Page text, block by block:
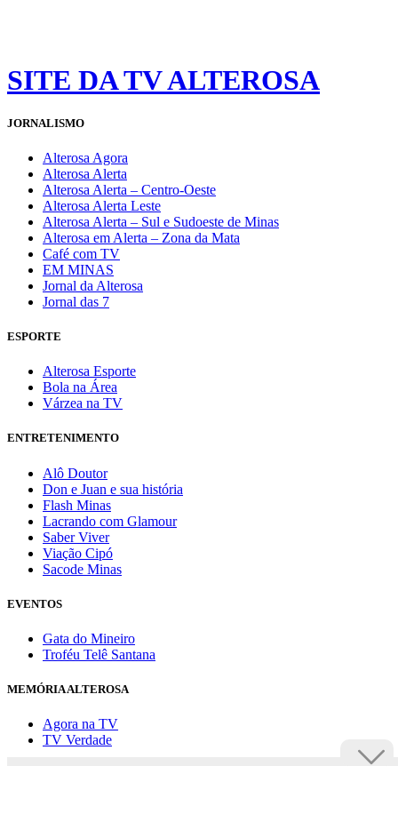
SITE DA TV ALTEROSA
JORNALISMO
Alterosa Agora
Alterosa Alerta
Alterosa Alerta – Centro-Oeste
Alterosa Alerta Leste
Alterosa Alerta – Sul e Sudoeste de Minas
Alterosa em Alerta – Zona da Mata
Café com TV
EM MINAS
Jornal da Alterosa
Jornal das 7
ESPORTE
Alterosa Esporte
Bola na Área
Várzea na TV
ENTRETENIMENTO
Alô Doutor
Don e Juan e sua história
Flash Minas
Lacrando com Glamour
Saber Viver
Viação Cipó
Sacode Minas
EVENTOS
Gata do Mineiro
Troféu Telê Santana
MEMÓRIA ALTEROSA
Agora na TV
TV Verdade